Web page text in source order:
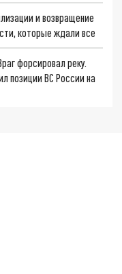
и возвращение
которые ждали все
форсировал реку.
позиции ВС России на